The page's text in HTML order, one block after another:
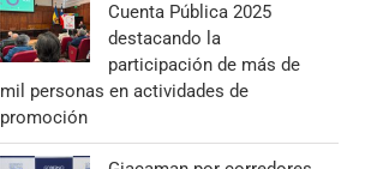
Cuenta Pública 2025
destacando la
participación de más de
mil personas en actividades de
promoción